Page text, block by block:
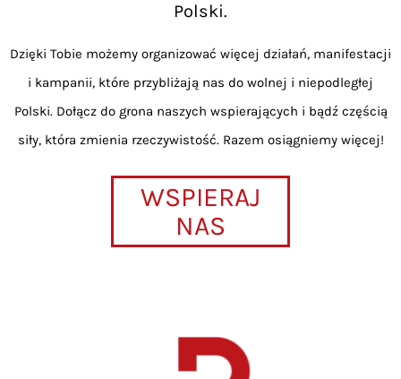
Polski.
Dzięki Tobie możemy organizować więcej działań, manifestacji
i kampanii, które przybliżają nas do wolnej i niepodległej
Polski. Dołącz do grona naszych wspierających i bądź częścią
siły, która zmienia rzeczywistość. Razem osiągniemy więcej!
WSPIERAJ
NAS